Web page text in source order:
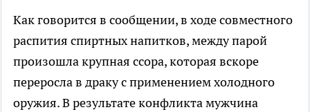
Как говорится в сообщении, в ходе совместного
распития спиртных напитков, между парой
произошла крупная ссора, которая вскоре
переросла в драку с применением холодного
оружия. В результате конфликта мужчина